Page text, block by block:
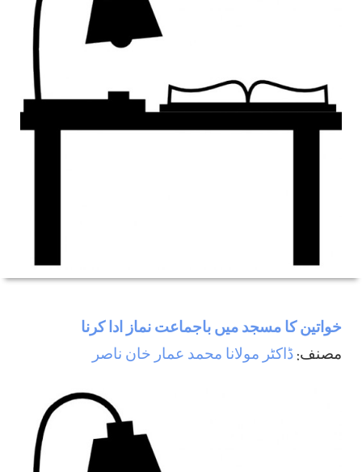
خواتین کا مسجد میں باجماعت نماز ادا کرنا
مصنف:ڈاکٹر مولانا محمد عمار خان ناصر